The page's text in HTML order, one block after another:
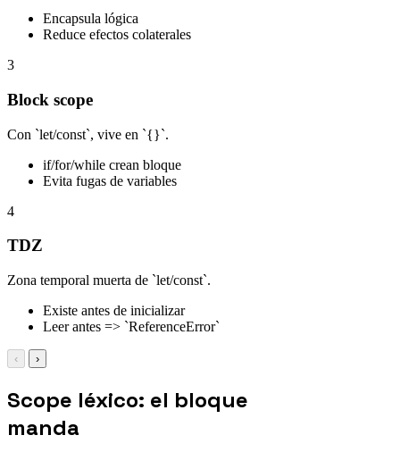
Encapsula lógica
Reduce efectos colaterales
3
Block scope
Con `let/const`, vive en `{}`.
if/for/while crean bloque
Evita fugas de variables
4
TDZ
Zona temporal muerta de `let/const`.
Existe antes de inicializar
Leer antes => `ReferenceError`
‹ ›
Scope léxico: el bloque
manda